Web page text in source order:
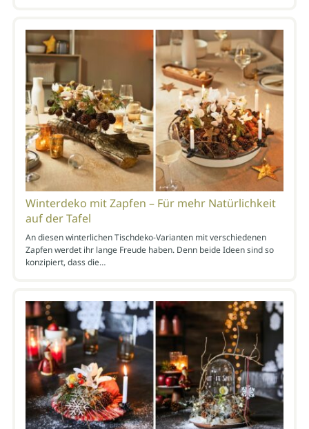
Winterdeko mit Zapfen – Für mehr Natürlichkeit
auf der Tafel
An diesen winterlichen Tischdeko-Varianten mit verschiedenen
Zapfen werdet ihr lange Freude haben. Denn beide Ideen sind so
konzipiert, dass die…